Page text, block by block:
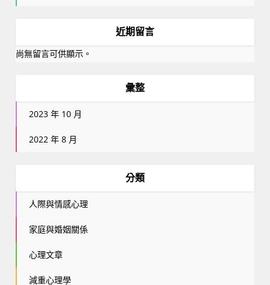
近期留言
尚無留言可供顯示。
彙整
2023 年 10 月
2022 年 8 月
分類
人際與情感心理
家庭與婚姻關係
心理文章
減重心理學